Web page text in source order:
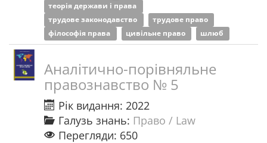
теорія держави і права
трудове законодавство
трудове право
філософія права
цивільне право шлюб
Аналітично-порівняльне
правознавство № 5
Рік видання: 2022
Галузь знань: Право / Law
Перегляди: 650